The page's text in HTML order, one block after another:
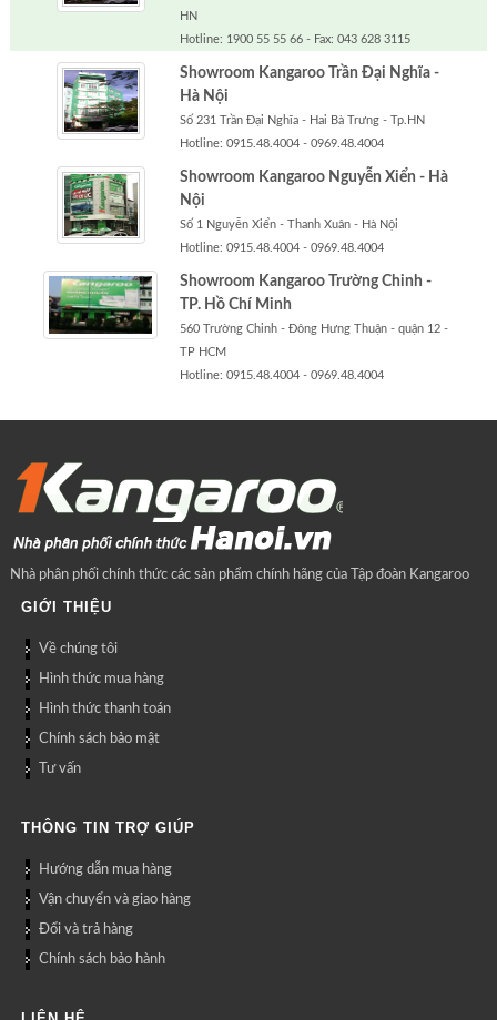
HN
Hotline: 1900 55 55 66 - Fax: 043 628 3115
Showroom Kangaroo Trần Đại Nghĩa -
Hà Nội
Số 231 Trần Đại Nghĩa - Hai Bà Trưng - Tp.HN
Hotline: 0915.48.4004 - 0969.48.4004
Showroom Kangaroo Nguyễn Xiển - Hà
Nội
Số 1 Nguyễn Xiển - Thanh Xuân - Hà Nội
Hotline: 0915.48.4004 - 0969.48.4004
Showroom Kangaroo Trường Chinh -
TP. Hồ Chí Minh
560 Trường Chinh - Đông Hưng Thuận - quận 12 -
TP HCM
Hotline: 0915.48.4004 - 0969.48.4004
Nhà phân phối chính thức các sản phẩm chính hãng của Tập đoàn Kangaroo
GIỚI THIỆU
Về chúng tôi
Hình thức mua hàng
Hình thức thanh toán
Chính sách bảo mật
Tư vấn
THÔNG TIN TRỢ GIÚP
Hướng dẫn mua hàng
Vận chuyển và giao hàng
Đổi và trả hàng
Chính sách bảo hành